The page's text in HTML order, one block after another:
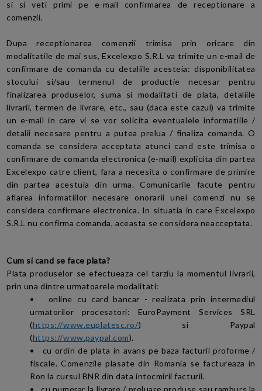
si si veti primi pe e-mail confirmarea de receptionare a
comenzii.
Dupa receptionarea comenzii trimisa prin oricare din
modalitatile de mai sus, Excelexpo S.R.L va trimite un e-mail de
confirmare de comanda cu detaliile acesteia: disponibilitatea
stocului si/sau termenul de productie necesar pentru
finalizarea produselor, suma si modalitati de plata, detaliile
livrarii, termen de livrare, etc., sau (daca este cazul) va trimite
un e-mail in care vi se vor solicita eventualele informatiile /
detalii necesare pentru a putea prelua / finaliza comanda. O
comanda se considera acceptata atunci cand este trimisa o
confirmare de comanda electronica (e-mail) explicita din partea
Excelexpo catre client, fara a necesita o confirmare de primire
din partea acestuia din urma. Comunicarile facute pentru
aflarea informatiilor necesare onorarii unei comenzi nu se
considera confirmare electronica. In situatia in care Excelexpo
S.R.L nu confirma comanda, aceasta se considera neacceptata.
Cum si cand se face plata?
Plata produselor se efectueaza cel tarziu la momentul livrarii,
prin una dintre urmatoarele modalitati:
• online cu card bancar - realizata prin intermediul
urmatorilor procesatori: EuroPayment Services SRL
(https://www.euplatesc.ro/) si Paypal
(https://www.paypal.com).
• cu ordin de plata in avans pe baza facturii proforme /
fiscale. Comenzile plasate din Romania se factureaza in
Ron la cursul BNR din data intocmirii facturii.
• cu numerar la livrare / preluare produse sau ramburs la